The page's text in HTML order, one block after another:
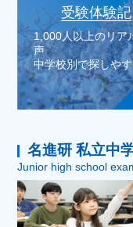
受験体験記
1,000人以上のリア
声
中学校別で探しや
名進研 私立中
Junior high school